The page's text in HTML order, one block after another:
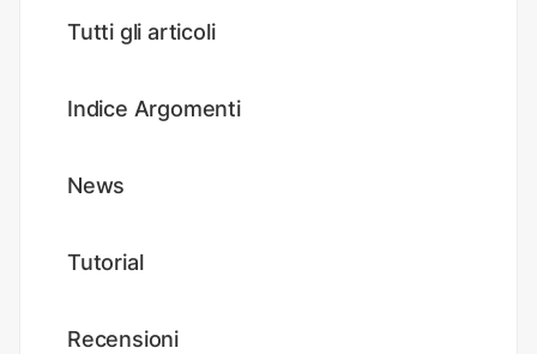
Tutti gli articoli
Indice Argomenti
News
Tutorial
Recensioni